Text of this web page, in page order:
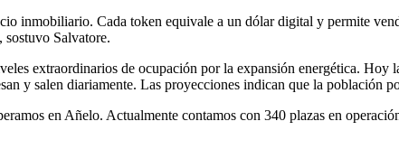
inmobiliario. Cada token equivale a un dólar digital y permite
sostuvo Salvatore.
extraordinarios de ocupación por la expansión energética. Hoy
y salen diariamente. Las proyecciones indican que la población
en Añelo. Actualmente contamos con 340 plazas en